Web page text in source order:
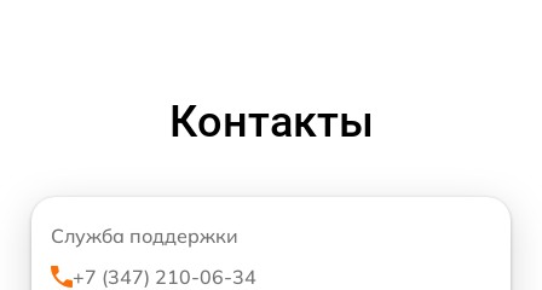
Контакты
Служба поддержки
+7 (347) 210-06-34